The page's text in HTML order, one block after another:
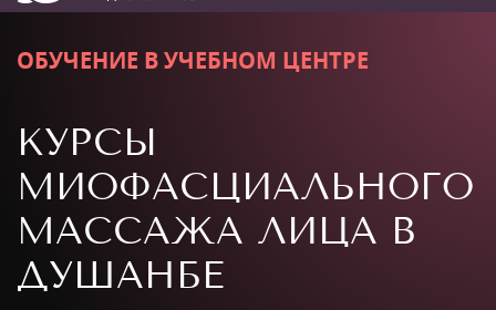
ОБУЧЕНИЕ В УЧЕБНОМ ЦЕНТРЕ
КУРСЫ
МИОФАСЦИАЛЬНОГО
МАССАЖА ЛИЦА В
ДУШАНБЕ